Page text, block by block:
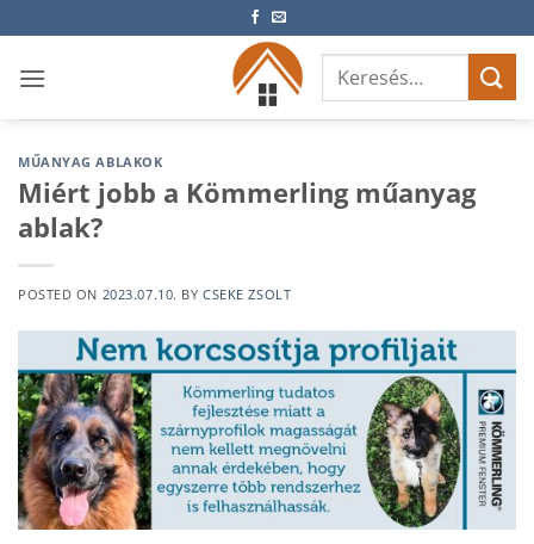
to
content
Keresés
következőre:
MŰANYAG ABLAKOK
Miért jobb a Kömmerling műanyag
ablak?
POSTED ON 2023.07.10. BYCSEKE ZSOLT